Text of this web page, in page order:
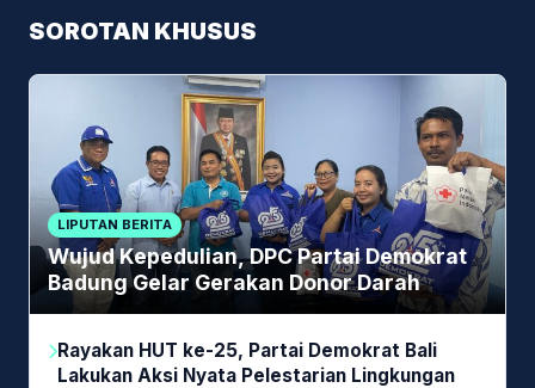
SOROTAN KHUSUS
LIPUTAN BERITA
Wujud Kepedulian, DPC Partai Demokrat
Badung Gelar Gerakan Donor Darah
Rayakan HUT ke-25, Partai Demokrat Bali
Lakukan Aksi Nyata Pelestarian Lingkungan